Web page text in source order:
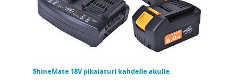
ShineMate 18V pikalaturi kahdelle akulle